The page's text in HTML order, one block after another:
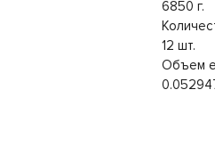
6850 г.
12 шт.
Объем